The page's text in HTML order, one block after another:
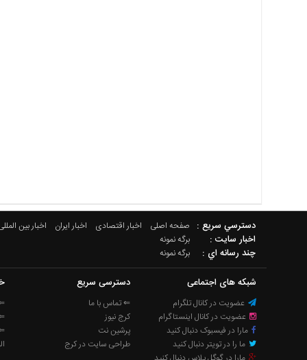
دسترسي سريع : صفحه اصلی اخبار اقتصادی اخبار ایران اخبار بین
اخبار سایت : برگه نمونه
چند رسانه اي : برگه نمونه
شبکه های اجتماعی
عضویت در کانال تلگرام
عضویت در کانال اینستاگرام
مارا در فیسبوک دنبال کنید
ما را در تویتر دنبال کنید
دسترسی سریع
⇐ تماس با ما
کرج نیوز
پرشین نت
طراحی سایت در کرج